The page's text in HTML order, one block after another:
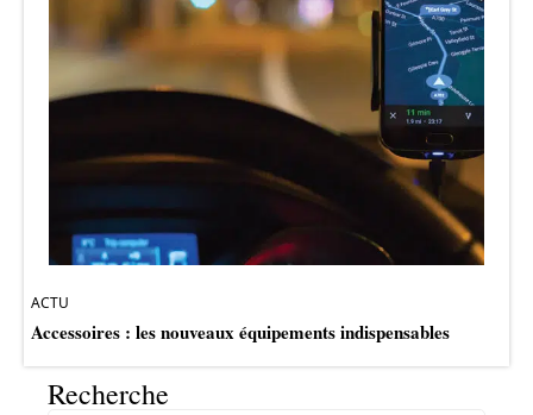
ACTU
Accessoires : les nouveaux équipements indispensables
Recherche